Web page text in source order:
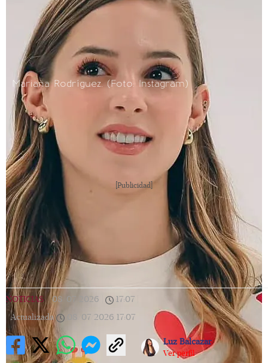
Mariana Rodríguez. (Foto: Instagram)
[Publicidad]
NOTICIAS | 08/07/2026 17:07
Actualizada
08/07/2026 17:07
Luz Balcazar
Ver perfil